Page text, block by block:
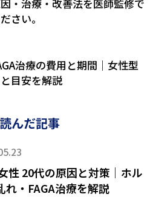
・治療・改善法を医師監修で
さい。
治療の費用と期間｜女性型
目安を解説
んだ記事
性 20代の原因と対策｜ホル
れ・FAGA治療を解説